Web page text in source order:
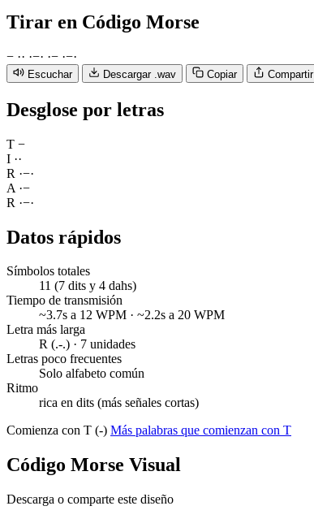
Tirar en Código Morse
− ·· ·−· ·− ·−·
Escuchar Descargar .wav Copiar Compartir
Desglose por letras
T −
I ··
R ·−·
A ·−
R ·−·
Datos rápidos
Símbolos totales
11 (7 dits y 4 dahs)
Tiempo de transmisión
~3.7s a 12 WPM · ~2.2s a 20 WPM
Letra más larga
R (.-.) · 7 unidades
Letras poco frecuentes
Solo alfabeto común
Ritmo
rica en dits (más señales cortas)
Comienza con T (-) Más palabras que comienzan con T
Código Morse Visual
Descarga o comparte este diseño